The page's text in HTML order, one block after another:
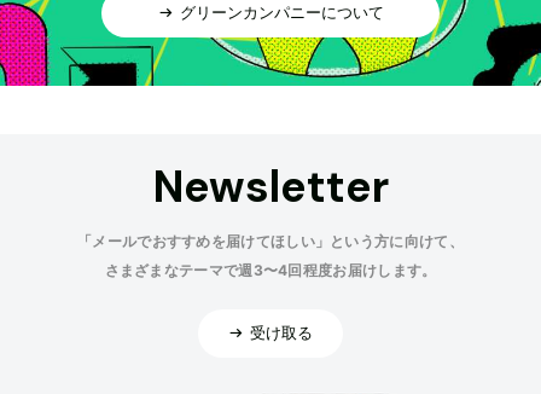
グリーンカンパニーについて
Newsletter
「メールでおすすめを届けてほしい」という方に向けて、
さまざまなテーマで週3〜4回程度お届けします。
受け取る